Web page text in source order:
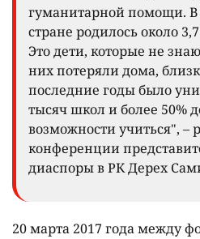
гуманитарной помощи. В
стране родилось около
Это дети, которые не
них потеряли дома,
последние годы было
тысяч школ и более 50%
возможности учиться", –
конференции
диаспоры в РК Дерех
20 марта 2017 года между